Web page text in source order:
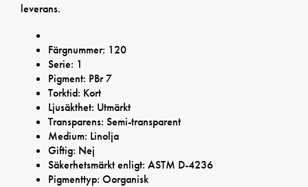
leverans.
Färgnummer: 120
Serie: 1
Pigment: PBr 7
Torktid: Kort
Ljusäkthet: Utmärkt
Transparens: Semi-transparent
Medium: Linolja
Giftig: Nej
Säkerhetsmärkt enligt: ASTM D-4236
Pigmenttyp: Oorganisk